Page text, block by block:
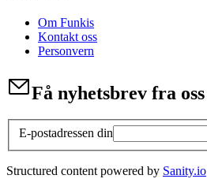
Om Funkis
Kontakt oss
Personvern
Få nyhetsbrev fra oss
E-postadressen din
Structured content powered by Sanity.io